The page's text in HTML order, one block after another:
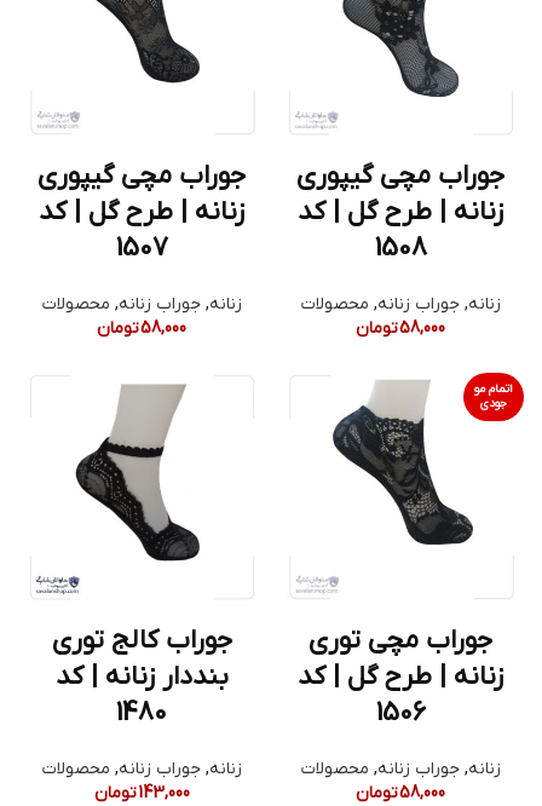
جوراب مچی گیپوری
زنانه | طرح گل | کد
1508
زنانه,جوراب زنانه, محصولات
58,000تومان
جوراب مچی گیپوری
زنانه | طرح گل | کد
1507
زنانه,جوراب زنانه, محصولات
58,000تومان
اتمام مو
جودی
جوراب مچی توری
زنانه | طرح گل | کد
1506
زنانه,جوراب زنانه, محصولات
58,000تومان
جوراب کالج توری
بنددار زنانه | کد
1480
زنانه,جوراب زنانه, محصولات
143,000تومان